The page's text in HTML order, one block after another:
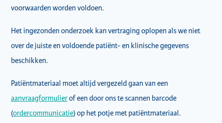
voorwaarden worden voldoen.
Het ingezonden onderzoek kan vertraging oplopen als we niet
over de juiste en voldoende patiënt- en klinische gegevens
beschikken.
Patiëntmateriaal moet altijd vergezeld gaan van een
aanvraagformulierof een door ons te scannen barcode
(ordercommunicatie) op het potje met patiëntmateriaal.